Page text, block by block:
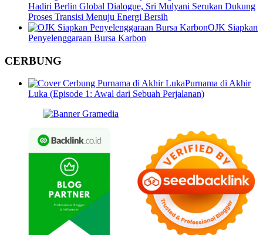
Hadiri Berlin Global Dialogue, Sri Mulyani Serukan Dukung
Proses Transisi Menuju Energi Bersih
OJK Siapkan
Penyelenggaraan Bursa Karbon
CERBUNG
Purnama di Akhir
Luka (Episode 1: Awal dari Sebuah Perjalanan)